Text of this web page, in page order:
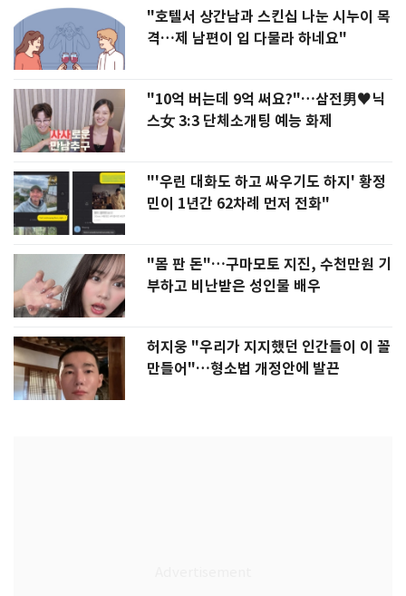
"호텔서 상간남과 스킨십 나눈 시누이 목
격…제 남편이 입 다물라 하네요"
"10억 버는데 9억 써요?"…삼전男♥닉
스女 3:3 단체소개팅 예능 화제
"'우린 대화도 하고 싸우기도 하지' 황정
민이 1년간 62차례 먼저 전화"
"몸 판 돈"…구마모토 지진, 수천만원 기
부하고 비난받은 성인물 배우
허지웅 "우리가 지지했던 인간들이 이 꼴
만들어"…형소법 개정안에 발끈